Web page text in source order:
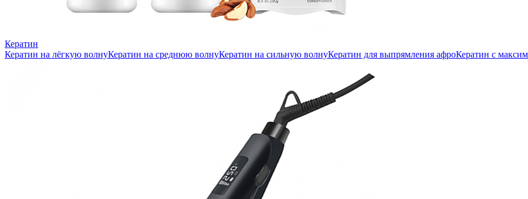
Кератин
Кератин на лёгкую волнуКератин на среднюю волнуКератин на сильную волнуКератин для выпрямления афроКератин с